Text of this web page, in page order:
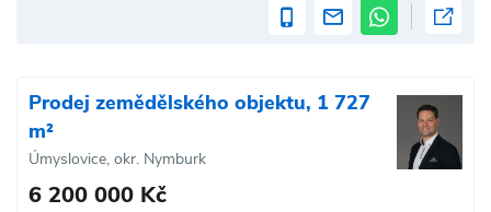
Prodej zemědělského objektu, 1 727
m²
Úmyslovice, okr. Nymburk
6 200 000 Kč